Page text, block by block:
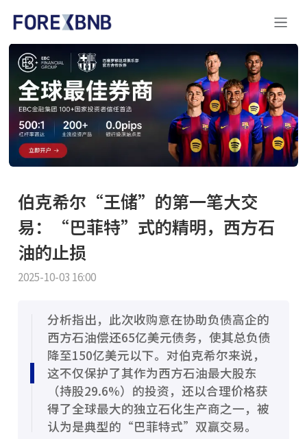
伯克希尔“王储”的第一笔大交
易：“巴菲特”式的精明，西方石
油的止损
2025-10-03 16:00
分析指出，此次收购意在协助负债高企的
西方石油偿还65亿美元债务，使其总负债
降至150亿美元以下。对伯克希尔来说，
这不仅保护了其作为西方石油最大股东
（持股29.6%）的投资，还以合理价格获
得了全球最大的独立石化生产商之一，被
认为是典型的“巴菲特式”双赢交易。